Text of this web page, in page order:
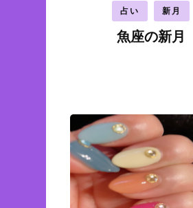
占い 新月
魚座の新月